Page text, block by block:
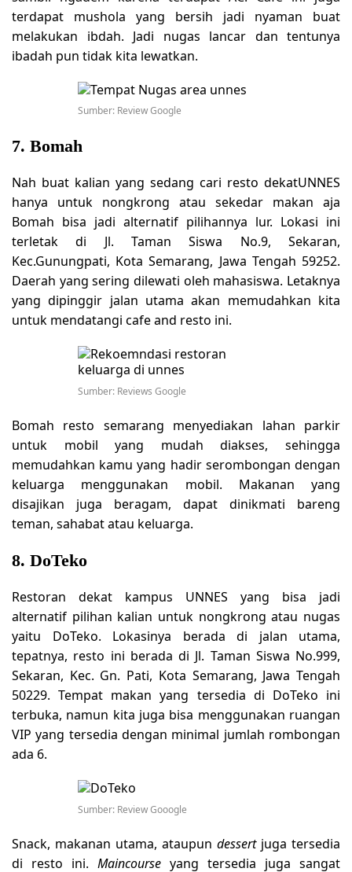
terdapat mushola yang bersih jadi nyaman buat
melakukan ibdah. Jadi nugas lancar dan tentunya
ibadah pun tidak kita lewatkan.
Sumber: Review Google
7. Bomah
Nah buat kalian yang sedang cari resto dekatUNNES
hanya untuk nongkrong atau sekedar makan aja
Bomah bisa jadi alternatif pilihannya lur. Lokasi ini
terletak di Jl. Taman Siswa No.9, Sekaran,
Kec.Gunungpati, Kota Semarang, Jawa Tengah 59252.
Daerah yang sering dilewati oleh mahasiswa. Letaknya
yang dipinggir jalan utama akan memudahkan kita
untuk mendatangi cafe and resto ini.
Sumber: Reviews Google
Bomah resto semarang menyediakan lahan parkir
untuk mobil yang mudah diakses, sehingga
memudahkan kamu yang hadir serombongan dengan
keluarga menggunakan mobil. Makanan yang
disajikan juga beragam, dapat dinikmati bareng
teman, sahabat atau keluarga.
8. DoTeko
Restoran dekat kampus UNNES yang bisa jadi
alternatif pilihan kalian untuk nongkrong atau nugas
yaitu DoTeko. Lokasinya berada di jalan utama,
tepatnya, resto ini berada di Jl. Taman Siswa No.999,
Sekaran, Kec. Gn. Pati, Kota Semarang, Jawa Tengah
50229. Tempat makan yang tersedia di DoTeko ini
terbuka, namun kita juga bisa menggunakan ruangan
VIP yang tersedia dengan minimal jumlah rombongan
ada 6.
Sumber: Review Gooogle
Snack, makanan utama, ataupun dessertjuga tersedia
di resto ini. Maincourse yang tersedia juga sangat